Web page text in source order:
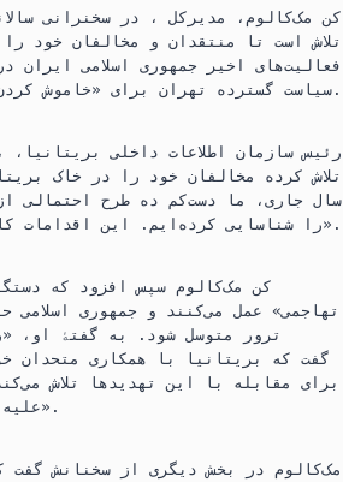
کن مک‌کالوم، مدیرکل ، در سخنرانی
تلاش است تا منتقدان و مخالفان خود
فعالیت‌های اخیر جمهوری اسلامی
سیاست گسترده تهران برای «خاموش کردن صدای مخالفان در خارج از کشور» است.
رئیس سازمان اطلاعات داخلی
تلاش کرده مخالفان خود را در خاک
سال جاری، ما دست‌کم ده طرح احتمالی
را شناسایی کرده‌ایم. این اقدامات کاملاً غیرقابل‌قبول است».
کن مک‌کالوم سپس افزود که
تهاجمی» عمل می‌کنند و جمهوری
ترور متوسل شود. به گفتۀ او،
برای مقابله با این تهدیدها تلاش
علیه روزنامه‌نگاران و فعالان سیاسی در بریتانیا تحمل نخواهد کرد».
مک‌کالوم در بخش دیگری از سخنانش گفت